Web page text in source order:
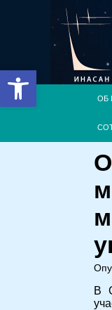
Открыть панель
ОБ
В